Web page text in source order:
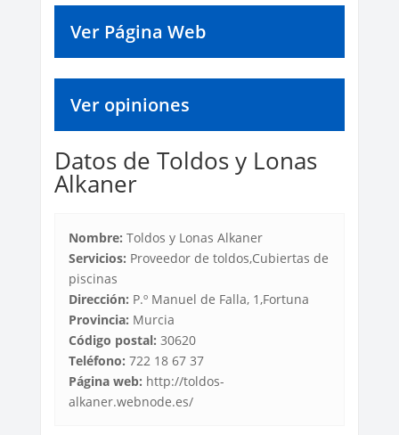
Ver Página Web
Ver opiniones
Datos de Toldos y Lonas
Alkaner
Nombre: Toldos y Lonas Alkaner
Servicios: Proveedor de toldos,Cubiertas de
piscinas
Dirección: P.º Manuel de Falla, 1,Fortuna
Provincia: Murcia
Código postal: 30620
Teléfono: 722 18 67 37
Página web: http://toldos-
alkaner.webnode.es/